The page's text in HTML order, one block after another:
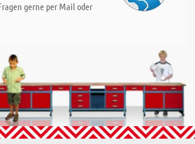
gerne per Mail oder